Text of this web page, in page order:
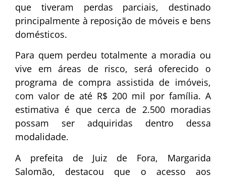
que tiveram perdas parciais, destinado
principalmente à reposição de móveis e bens
domésticos.
Para quem perdeu totalmente a moradia ou
vive em áreas de risco, será oferecido o
programa de compra assistida de imóveis,
com valor de até R$ 200 mil por família. A
estimativa é que cerca de 2.500 moradias
possam ser adquiridas dentro dessa
modalidade.
A prefeita de Juiz de Fora, Margarida
Salomão, destacou que o acesso aos